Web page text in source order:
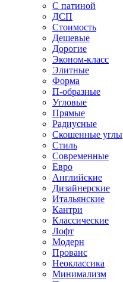
С патиной
ДСП
Стоимость
Дешевые
Дорогие
Эконом-класс
Элитные
Форма
П-образные
Угловые
Прямые
Радиусные
Скошенные углы
Стиль
Современные
Евро
Английские
Дизайнерские
Итальянские
Кантри
Классические
Лофт
Модерн
Прованс
Неоклассика
Минимализм